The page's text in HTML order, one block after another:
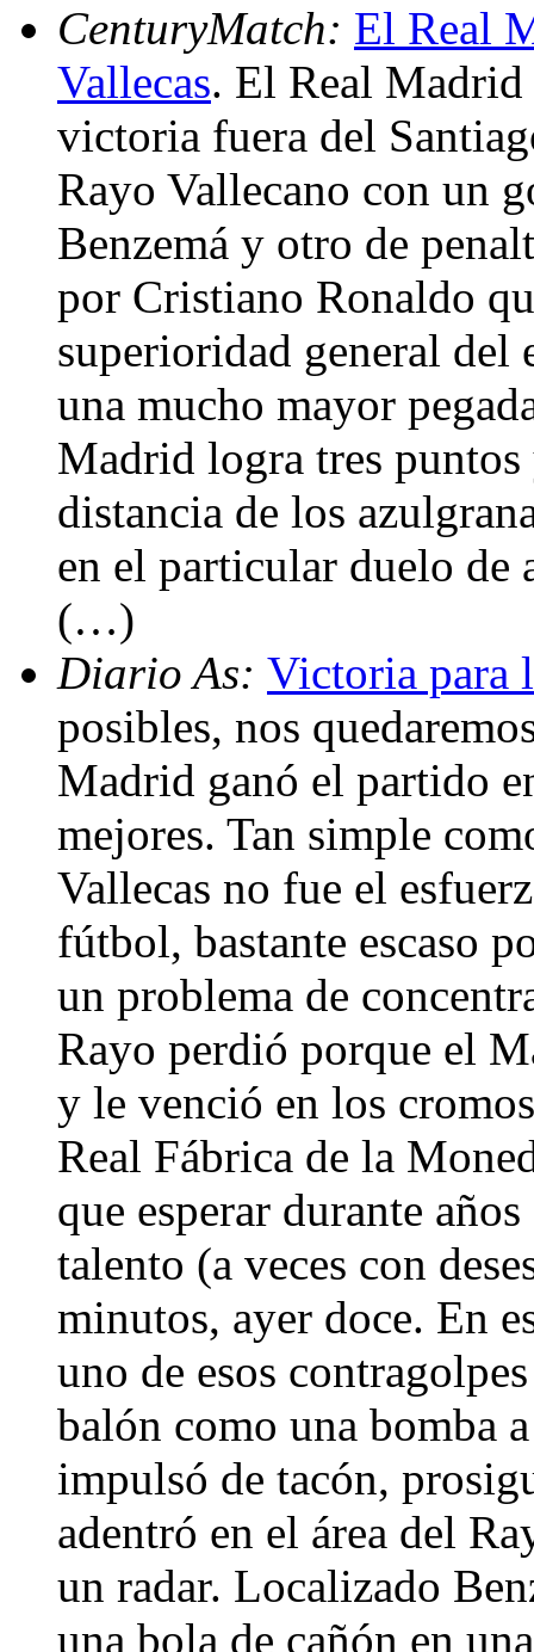
CenturyMatch: El Real
Vallecas. El Real Madrid
victoria fuera del
Rayo Vallecano con un
Benzemá y otro de
por Cristiano Ronaldo
superioridad general del
una mucho mayor
Madrid logra tres
distancia de los
en el particular duelo de
(…)
Diario As: Victoria para
posibles, nos
Madrid ganó el partido
mejores. Tan simple
Vallecas no fue el
fútbol, bastante escaso
un problema de
Rayo perdió porque el
y le venció en los
Real Fábrica de la
que esperar durante
talento (a veces con
minutos, ayer doce. En
uno de esos
balón como una bomba
impulsó de tacón,
adentró en el área del
un radar. Localizado
una bola de cañón en